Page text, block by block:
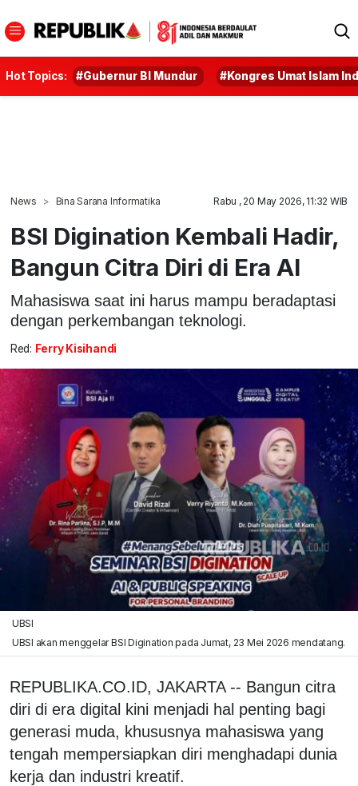
Hot Topics: #Gubernur BI Mundur #Kongres Umat Islam
News Bina Sarana Informatika Rabu , 20 May 2026, 11:32 WIB
BSI Digination Kembali Hadir,
Bangun Citra Diri di Era AI
Mahasiswa saat ini harus mampu beradaptasi
dengan perkembangan teknologi.
Red: Ferry Kisihandi
UBSI
UBSI akan menggelar BSI Digination pada Jumat, 23 Mei 2026 mendatang.
REPUBLIKA.CO.ID, JAKARTA -- Bangun citra
diri di era digital kini menjadi hal penting bagi
generasi muda, khususnya mahasiswa yang
tengah mempersiapkan diri menghadapi dunia
kerja dan industri kreatif.